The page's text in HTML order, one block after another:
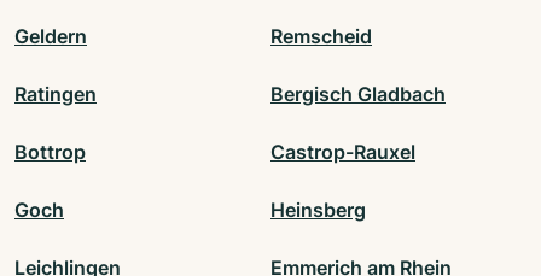
Geldern Remscheid
Ratingen Bergisch Gladbach
Bottrop Castrop-Rauxel
Goch Heinsberg
Leichlingen Emmerich am Rhein